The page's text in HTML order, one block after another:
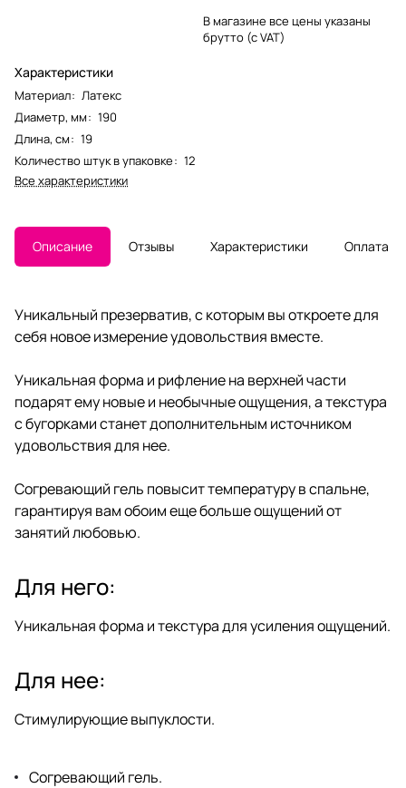
Характеристики
Материал: Латекс
Диаметр, мм: 190
Длина, см: 19
Количество штук в упаковке: 12
Все характеристики
В магазине все цены указаны
брутто (с VAT)
Описание Отзывы Характеристики Оплата
Уникальный презерватив, с которым вы откроете для
себя новое измерение удовольствия вместе.
Уникальная форма и рифление на верхней части
подарят ему новые и необычные ощущения, а текстура
с бугорками станет дополнительным источником
удовольствия для нее.
Согревающий гель повысит температуру в спальне,
гарантируя вам обоим еще больше ощущений от
занятий любовью.
Для него:
Уникальная форма и текстура для усиления ощущений.
Для нее:
Стимулирующие выпуклости.
Согревающий гель.